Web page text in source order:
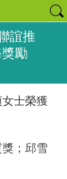
誼推
勵
士榮獲
；邱雪